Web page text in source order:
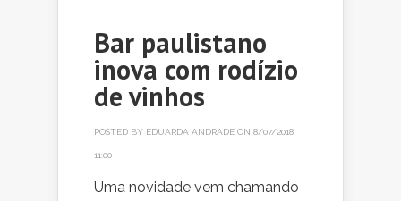
Bar paulistano
inova com rodízio
de vinhos
POSTED BY EDUARDA ANDRADE ON 8/07/2018,
11:00
Uma novidade vem chamando